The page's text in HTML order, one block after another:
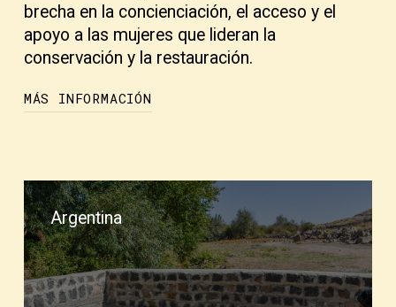
brecha en la concienciación, el acceso y el
apoyo a las mujeres que lideran la
conservación y la restauración.
MÁS INFORMACIÓN
enfoques sensibles al género para la
gobernanza de la biodiversidad» pretende
colmar esta laguna reforzando las prácticas
de restauración sensibles al género e
integrándolas en los compromisos
nacionales e internacionales. A través de la
Argentina